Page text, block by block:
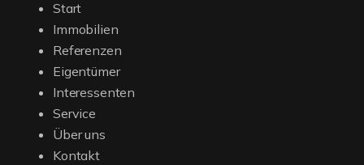
Start
Immobilien
Referenzen
Eigentümer
Interessenten
Service
Über uns
Kontakt